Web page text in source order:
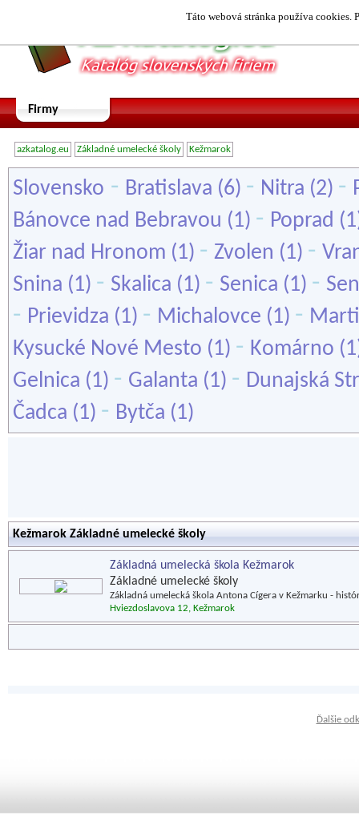
Táto webová stránka používa cookies.
Firmy
azkatalog.eu Základné umelecké školy Kežmarok
Slovensko - Bratislava (6) - Nitra (2) -
Bánovce nad Bebravou (1) - Poprad
Žiar nad Hronom (1) - Zvolen (1) -
Snina (1) - Skalica (1) - Senica (1) -
- Prievidza (1) - Michalovce (1) -
Kysucké Nové Mesto (1) - Komárno
Gelnica (1) - Galanta (1) - Dunajská
Čadca (1) - Bytča (1)
Kežmarok Základné umelecké školy
Základná umelecká škola Kežmarok
Základné umelecké školy
Základná umelecká škola Antona Cígera v Kežmarku -
Hviezdoslavova 12, Kežmarok
Ďalšie